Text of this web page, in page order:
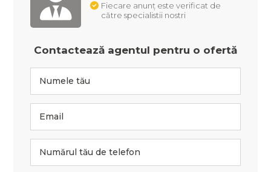
Fiecare anunț este verificat de
către specialistii nostri
Contactează agentul pentru o ofertă